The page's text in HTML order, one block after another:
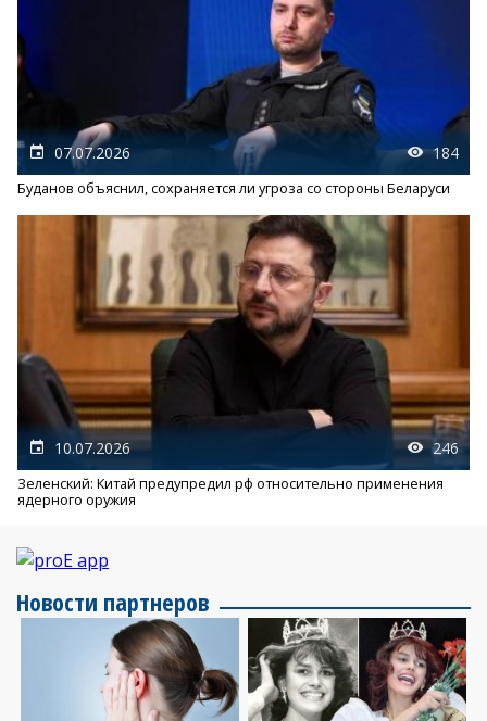
07.07.2026 184
Буданов объяснил, сохраняется ли угроза со стороны Беларуси
10.07.2026 246
Зеленский: Китай предупредил рф относительно применения
ядерного оружия
Новости партнеров